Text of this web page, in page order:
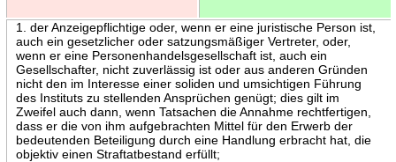
1. der Anzeigepflichtige oder, wenn er eine juristische Person ist,
auch ein gesetzlicher oder satzungsmäßiger Vertreter, oder,
wenn er eine Personenhandelsgesellschaft ist, auch ein
Gesellschafter, nicht zuverlässig ist oder aus anderen Gründen
nicht den im Interesse einer soliden und umsichtigen Führung
des Instituts zu stellenden Ansprüchen genügt; dies gilt im
Zweifel auch dann, wenn Tatsachen die Annahme rechtfertigen,
dass er die von ihm aufgebrachten Mittel für den Erwerb der
bedeutenden Beteiligung durch eine Handlung erbracht hat, die
objektiv einen Straftatbestand erfüllt;